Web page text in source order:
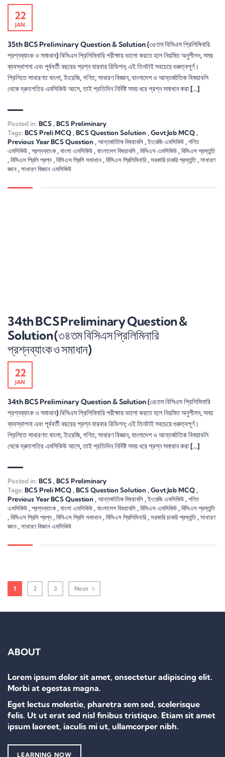
22
JAN
35th BCS Preliminary Question & Solution (৩৫তম বিসিএস প্রিলিমিনারি
প্রশ্নব্যাংক ও সমাধান) বিসিএস প্রিলিমিনারি পরীক্ষায় ভালো করতে হলে নিয়মিত অনুশীলন, সময়
ব্যবস্থাপনা এবং পূর্ববর্তী বছরের প্রশ্ন বারবার রিভিশন; এই তিনটাই সবচেয়ে গুরুত্বপূর্ণ।
প্রিলিতে সাধারণত বাংলা, ইংরেজি, গণিত, সাধারণ বিজ্ঞান, বাংলাদেশ ও আন্তর্জাতিক বিষয়াবলি
থেকে দ্রুতগতির এমসিকিউ আসে, তাই প্রতিদিন নির্দিষ্ট সময় ধরে প্রশ্ন সমাধান করা […]
Posted in:BCS , BCS Preliminary
Tags:BCS Preli MCQ , BCS Question Solution , Govt Job MCQ ,
Previous Year BCS Question , আন্তর্জাতিক বিষয়াবলি , ইংরেজি এমসিকিউ , গণিত
এমসিকিউ , প্রশ্নব্যাংক, বাংলা এমসিকিউ , বাংলাদেশ বিষয়াবলি , বিসিএস এমসিকিউ , বিসিএস প্রস্তুতি
, বিসিএস প্রিলি প্রশ্ন , বিসিএস প্রিলি সমাধান , বিসিএস প্রিলিমিনারি , সরকারি চাকরি প্রস্তুতি, সাধারণ
জ্ঞান , সাধারণ বিজ্ঞান এমসিকিউ
34th BCS Preliminary Question &
Solution (৩৪তম বিসিএস প্রিলিমিনারি
প্রশ্নব্যাংক ও সমাধান)
22
JAN
34th BCS Preliminary Question & Solution (৩৪তম বিসিএস প্রিলিমিনারি
প্রশ্নব্যাংক ও সমাধান) বিসিএস প্রিলিমিনারি পরীক্ষায় ভালো করতে হলে নিয়মিত অনুশীলন, সময়
ব্যবস্থাপনা এবং পূর্ববর্তী বছরের প্রশ্ন বারবার রিভিশন; এই তিনটাই সবচেয়ে গুরুত্বপূর্ণ।
প্রিলিতে সাধারণত বাংলা, ইংরেজি, গণিত, সাধারণ বিজ্ঞান, বাংলাদেশ ও আন্তর্জাতিক বিষয়াবলি
থেকে দ্রুতগতির এমসিকিউ আসে, তাই প্রতিদিন নির্দিষ্ট সময় ধরে প্রশ্ন সমাধান করা […]
Posted in:BCS , BCS Preliminary
Tags:BCS Preli MCQ , BCS Question Solution , Govt Job MCQ ,
Previous Year BCS Question , আন্তর্জাতিক বিষয়াবলি , ইংরেজি এমসিকিউ , গণিত
এমসিকিউ , প্রশ্নব্যাংক, বাংলা এমসিকিউ , বাংলাদেশ বিষয়াবলি , বিসিএস এমসিকিউ , বিসিএস প্রস্তুতি
, বিসিএস প্রিলি প্রশ্ন , বিসিএস প্রিলি সমাধান , বিসিএস প্রিলিমিনারি , সরকারি চাকরি প্রস্তুতি, সাধারণ
জ্ঞান , সাধারণ বিজ্ঞান এমসিকিউ
1 2 3 Next
ABOUT
Lorem ipsum dolor sit amet, onsectetur adipiscing elit.
Morbi at egestas magna.
Eget lectus molestie, pharetra sem sed, scelerisque
felis. Ut ut erat sed nisl finibus tristique. Etiam sit amet
ipsum laoreet, iaculis mi ut, ullamcorper nibh.
LEARNING NOW